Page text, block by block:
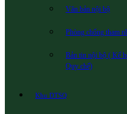
Văn bản nội bộ
Phòng chống tham
Bản tin nội bộ ( Kế
Quy chế)
Khu DTSQ